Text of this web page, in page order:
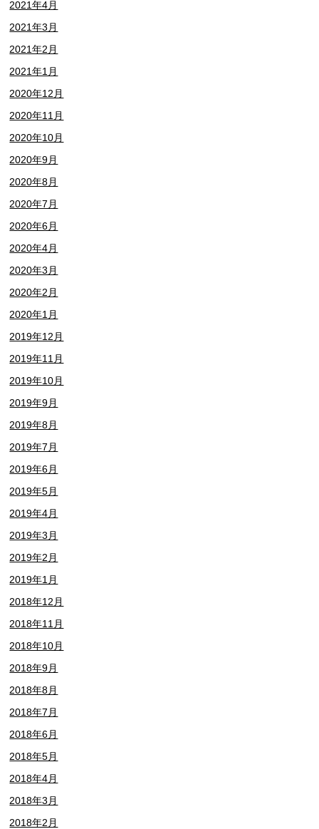
2021年4月
2021年3月
2021年2月
2021年1月
2020年12月
2020年11月
2020年10月
2020年9月
2020年8月
2020年7月
2020年6月
2020年4月
2020年3月
2020年2月
2020年1月
2019年12月
2019年11月
2019年10月
2019年9月
2019年8月
2019年7月
2019年6月
2019年5月
2019年4月
2019年3月
2019年2月
2019年1月
2018年12月
2018年11月
2018年10月
2018年9月
2018年8月
2018年7月
2018年6月
2018年5月
2018年4月
2018年3月
2018年2月